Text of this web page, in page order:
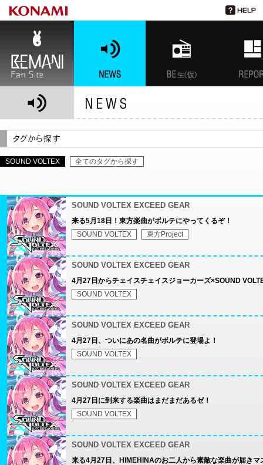
SOUND VOLTEX 全てのタグから探す
SOUND VOLTEX EXCEED GEAR
来る5月18日！東方楽曲がボルテにやってくるぞ！
SOUND VOLTEX
東方Project
SOUND VOLTEX EXCEED GEAR
4月27日からチェイスチェイスジョーカーズ×SOUND
SOUND VOLTEX
SOUND VOLTEX EXCEED GEAR
4月27日、ついにあの名曲がボルテに登場よ！
SOUND VOLTEX
SOUND VOLTEX EXCEED GEAR
4月27日に到来する楽曲はまだまだあるゼ！
SOUND VOLTEX
SOUND VOLTEX EXCEED GEAR
来る4月27日、HIMEHINAのお二人から素敵な楽曲が届きマ